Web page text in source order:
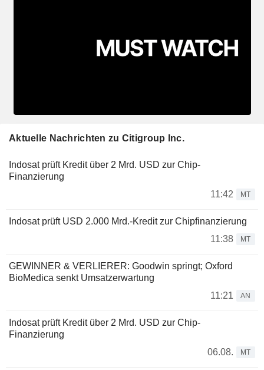
Aktuelle Nachrichten zu Citigroup Inc.
Indosat prüft Kredit über 2 Mrd. USD zur Chip-
Finanzierung
11:42
MT
Indosat prüft USD 2.000 Mrd.-Kredit zur Chipfinanzierung
11:38
MT
GEWINNER & VERLIERER: Goodwin springt; Oxford
BioMedica senkt Umsatzerwartung
11:21
AN
Indosat prüft Kredit über 2 Mrd. USD zur Chip-
Finanzierung
06.08.
MT